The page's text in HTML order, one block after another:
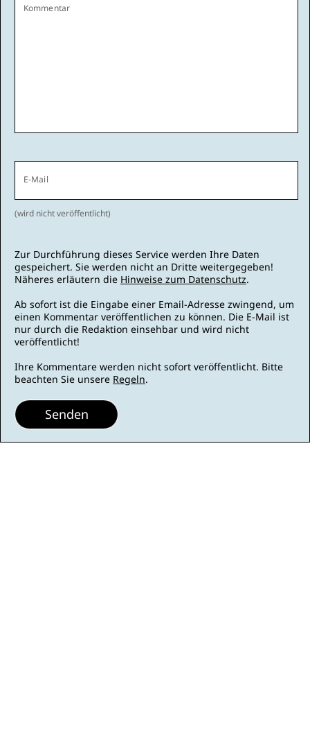
Kommentar
E-Mail
(wird nicht veröffentlicht)
Zur Durchführung dieses Service werden Ihre Daten
gespeichert. Sie werden nicht an Dritte weitergegeben!
Näheres erläutern die Hinweise zum Datenschutz.
Ab sofort ist die Eingabe einer Email-Adresse zwingend, um
einen Kommentar veröffentlichen zu können. Die E-Mail ist
nur durch die Redaktion einsehbar und wird nicht
veröffentlicht!
Ihre Kommentare werden nicht sofort veröffentlicht. Bitte
beachten Sie unsere Regeln.
Senden